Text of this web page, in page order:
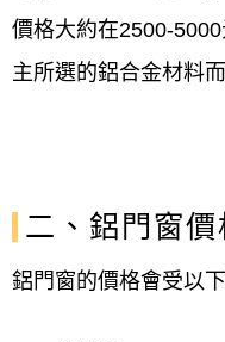
價格大約在2500-
主所選的鋁合金材料
二、鋁門窗
鋁門窗的價格會受以